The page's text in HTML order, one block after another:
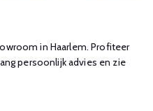
in Haarlem. Profiteer
persoonlijk advies en zie